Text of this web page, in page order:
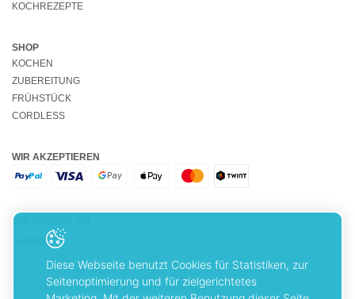
KOCHREZEPTE
SHOP
KOCHEN
ZUBEREITUNG
FRÜHSTÜCK
CORDLESS
WIR AKZEPTIEREN
WIR LIEFERN MIT
ALLGEMEINE GESCHÄFTSBEDINGUNGEN
Diese Webseite benutzt Cookies für Statistiken, zur
Seitenoptimierung und für zielgerichtetes